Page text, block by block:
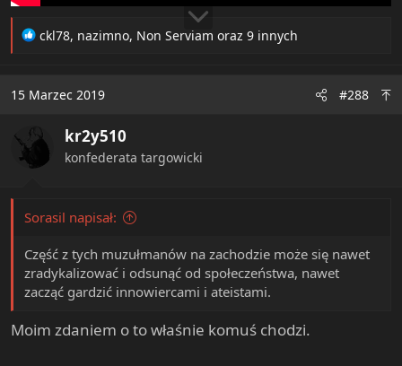
R
t
o
s
ckl78, nazimno, Non Serviam oraz 9 innych
15 Marzec 2019 #288
kr2y510
konfederata targowicki
Sorasil napisał:
Część z tych muzułmanów na zachodzie może się nawet
zradykalizować i odsunąć od społeczeństwa, nawet
zacząć gardzić innowiercami i ateistami.
Moim zdaniem o to właśnie komuś chodzi.